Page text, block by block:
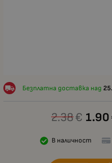
Безплатна доставка над
2.38€ 1.90
В наличност